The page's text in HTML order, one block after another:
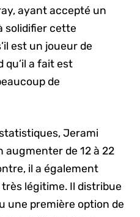
ayant accepté un
solidifier cette
est un joueur de
qu’il a fait est
de
Jerami
augmenter de 12 à 22
il a également
légitime. Il distribue
une première option de